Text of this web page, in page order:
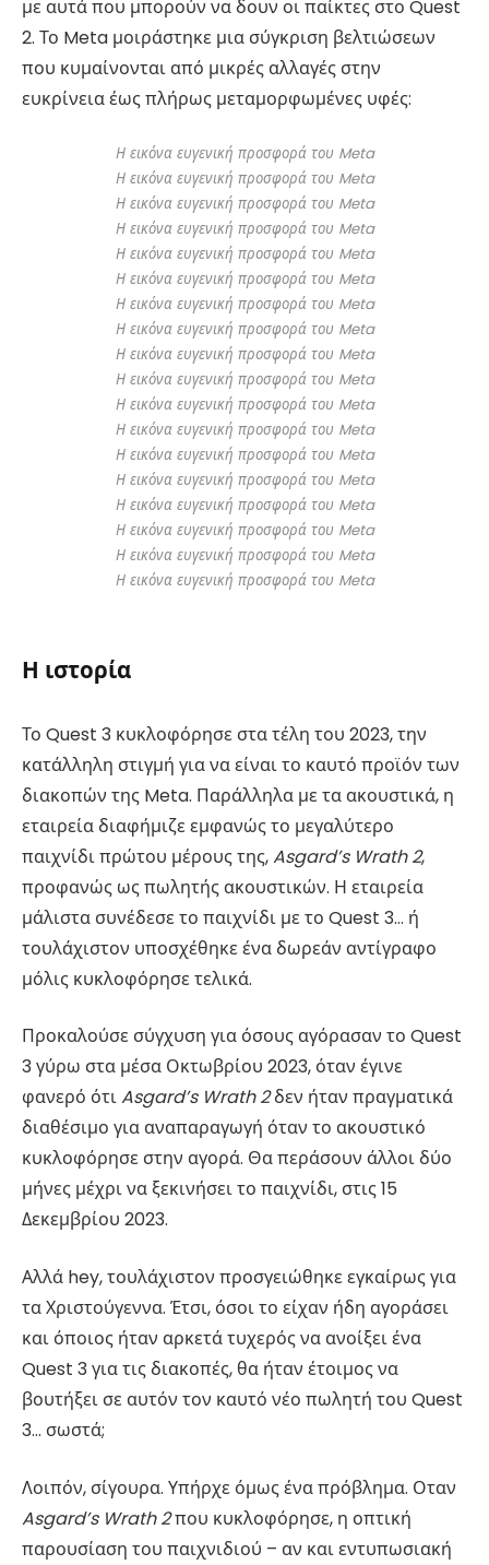
με αυτά που μπορούν να δουν οι παίκτες στο Quest
2. Το Meta μοιράστηκε μια σύγκριση βελτιώσεων
που κυμαίνονται από μικρές αλλαγές στην
ευκρίνεια έως πλήρως μεταμορφωμένες υφές:
Η εικόνα ευγενική προσφορά του Meta
Η εικόνα ευγενική προσφορά του Meta
Η εικόνα ευγενική προσφορά του Meta
Η εικόνα ευγενική προσφορά του Meta
Η εικόνα ευγενική προσφορά του Meta
Η εικόνα ευγενική προσφορά του Meta
Η εικόνα ευγενική προσφορά του Meta
Η εικόνα ευγενική προσφορά του Meta
Η εικόνα ευγενική προσφορά του Meta
Η εικόνα ευγενική προσφορά του Meta
Η εικόνα ευγενική προσφορά του Meta
Η εικόνα ευγενική προσφορά του Meta
Η εικόνα ευγενική προσφορά του Meta
Η εικόνα ευγενική προσφορά του Meta
Η εικόνα ευγενική προσφορά του Meta
Η εικόνα ευγενική προσφορά του Meta
Η εικόνα ευγενική προσφορά του Meta
Η εικόνα ευγενική προσφορά του Meta
Η ιστορία
Το Quest 3 κυκλοφόρησε στα τέλη του 2023, την
κατάλληλη στιγμή για να είναι το καυτό προϊόν των
διακοπών της Meta. Παράλληλα με τα ακουστικά, η
εταιρεία διαφήμιζε εμφανώς το μεγαλύτερο
παιχνίδι πρώτου μέρους της,Asgard’s Wrath 2,
προφανώς ως πωλητής ακουστικών. Η εταιρεία
μάλιστα συνέδεσε το παιχνίδι με το Quest 3… ή
τουλάχιστον υποσχέθηκε ένα δωρεάν αντίγραφο
μόλις κυκλοφόρησε τελικά.
Προκαλούσε σύγχυση για όσους αγόρασαν το Quest
3 γύρω στα μέσα Οκτωβρίου 2023, όταν έγινε
φανερό ότιAsgard’s Wrath 2δεν ήταν πραγματικά
διαθέσιμο για αναπαραγωγή όταν το ακουστικό
κυκλοφόρησε στην αγορά. Θα περάσουν άλλοι δύο
μήνες μέχρι να ξεκινήσει το παιχνίδι, στις 15
Δεκεμβρίου 2023.
Αλλά hey, τουλάχιστον προσγειώθηκε εγκαίρως για
τα Χριστούγεννα. Έτσι, όσοι το είχαν ήδη αγοράσει
και όποιος ήταν αρκετά τυχερός να ανοίξει ένα
Quest 3 για τις διακοπές, θα ήταν έτοιμος να
βουτήξει σε αυτόν τον καυτό νέο πωλητή του Quest
3… σωστά;
Λοιπόν, σίγουρα. Υπήρχε όμως ένα πρόβλημα. Οταν
Asgard’s Wrath 2που κυκλοφόρησε, η οπτική
παρουσίαση του παιχνιδιού – αν και εντυπωσιακή